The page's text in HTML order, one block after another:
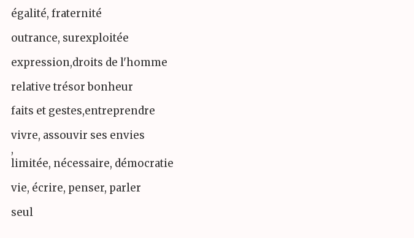
égalité, fraternité
outrance, surexploitée
expression,droits de l'homme
relative trésor bonheur
faits et gestes,entreprendre
vivre, assouvir ses envies
,
limitée, nécessaire, démocratie
vie, écrire, penser, parler
seul